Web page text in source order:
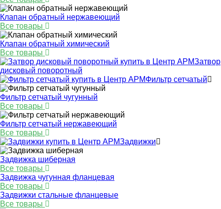
Клапан обратный нержавеющий
Все товары
Клапан обратный химический
Все товары
Затвор
дисковый поворотный
Фильтр сетчатый
Фильтр сетчатый чугунный
Все товары
Фильтр сетчатый нержавеющий
Все товары
Задвижки
Задвижка шиберная
Все товары
Задвижка чугунная фланцевая
Все товары
Задвижки стальные фланцевые
Все товары